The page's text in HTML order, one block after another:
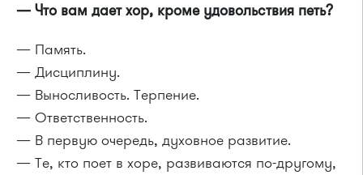
— Что вам дает хор, кроме удовольствия петь?
— Память.
— Дисциплину.
— Выносливость. Терпение.
— Ответственность.
— В первую очередь, духовное развитие.
— Те, кто поет в хоре, развиваются по-другому,